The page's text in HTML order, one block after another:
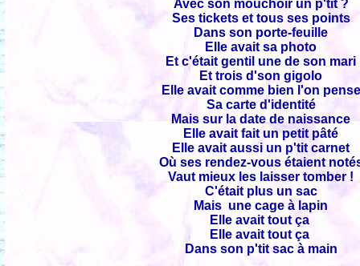
Avec son mouchoir un p'tit ?
Ses tickets et tous ses points
Dans son porte-feuille
Elle avait sa photo
Et c'était gentil une de son mari
Et trois d'son gigolo
Elle avait comme bien l'on pense
Sa carte d'identité
Mais sur la date de naissance
Elle avait fait un petit pâté
Elle avait aussi un p'tit carnet
Où ses rendez-vous étaient
Vaut mieux les laisser tomber !
C'était plus un sac
Mais une cage à lapin
Elle avait tout ça
Elle avait tout ça
Dans son p'tit sac à main